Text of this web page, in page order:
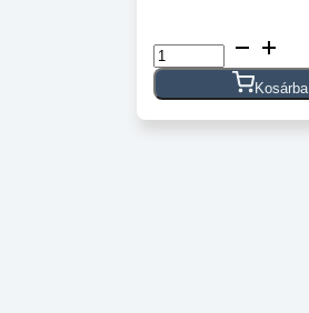
Ellenállás
12K
(1db)
mennyiség
Kosárba